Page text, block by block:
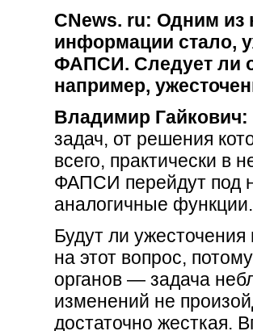
CNews. ru: Одним
информации стало,
ФАПСИ. Следует ли
например,
Владимир Гайкович:
задач, от решения
всего, практически в
ФАПСИ перейдут под
аналогичные функции.
Будут ли
на этот вопрос,
органов — задача
изменений не
достаточно жесткая.